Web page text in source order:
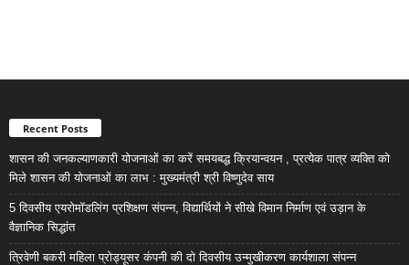
Recent Posts
शासन की जनकल्याणकारी योजनाओं का करें समयबद्ध क्रियान्वयन , प्रत्येक पात्र व्यक्ति को
मिले शासन की योजनाओं का लाभ : मुख्यमंत्री श्री विष्णुदेव साय
5 दिवसीय एयरोमॉडलिंग प्रशिक्षण संपन्न, विद्यार्थियों ने सीखे विमान निर्माण एवं उड़ान के
वैज्ञानिक सिद्धांत
त्रिवेणी बकरी महिला प्रोड्यूसर कंपनी की दो दिवसीय उन्मुखीकरण कार्यशाला संपन्न